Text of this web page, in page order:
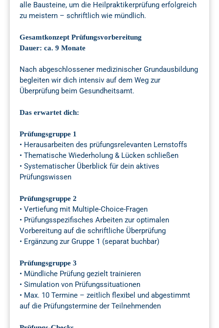
alle Bausteine, um die Heilpraktikerprüfung erfolgreich
zu meistern – schriftlich wie mündlich.
Gesamtkonzept Prüfungsvorbereitung
Dauer: ca. 9 Monate
Nach abgeschlossener medizinischer Grundausbildung
begleiten wir dich intensiv auf dem Weg zur
Überprüfung beim Gesundheitsamt.
Das erwartet dich:
Prüfungsgruppe 1
• Herausarbeiten des prüfungsrelevanten Lernstoffs
• Thematische Wiederholung & Lücken schließen
• Systematischer Überblick für dein aktives
Prüfungswissen
Prüfungsgruppe 2
• Vertiefung mit Multiple-Choice-Fragen
• Prüfungsspezifisches Arbeiten zur optimalen
Vorbereitung auf die schriftliche Überprüfung
• Ergänzung zur Gruppe 1 (separat buchbar)
Prüfungsgruppe 3
• Mündliche Prüfung gezielt trainieren
• Simulation von Prüfungssituationen
• Max. 10 Termine – zeitlich flexibel und abgestimmt
auf die Prüfungstermine der Teilnehmenden